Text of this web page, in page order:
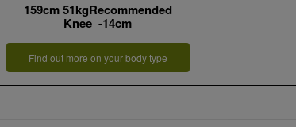
159cm 51kgRecommended
Knee -14cm
Find out more on your body type